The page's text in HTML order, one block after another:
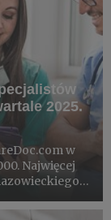
2025.
w
Najwięcej
a